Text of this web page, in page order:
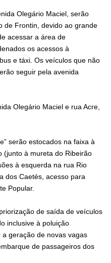
Olegário Maciel, serão
de Frontin, devido ao grande
acessar a área de
os acessos à
e táxi. Os veículos que não
seguir pela avenida
Olegário Maciel e rua Acre,
serão estocados na faixa à
(junto à mureta do Ribeirão
à esquerda na rua Rio
dos Caetés, acesso para
Popular.
de saída de veículos
inclusive à poluição
geração de novas vagas
de passageiros dos